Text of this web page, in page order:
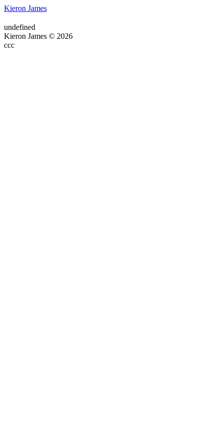
Kieron James
undefined
Kieron James © 2026
ссс